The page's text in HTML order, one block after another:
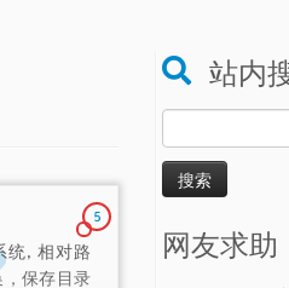
5
统, 相对路
保存目录
站内
索：
网友求助